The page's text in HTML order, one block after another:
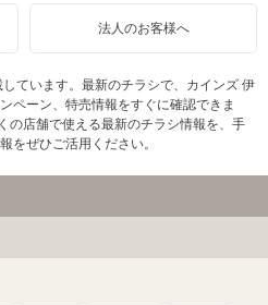
法人のお客様へ
ています。最新のチラシで、カインズ 伊
ペーン、特売情報をすぐに確認できま
の店舗で使える最新のチラシ情報を、手
をぜひご活用ください。